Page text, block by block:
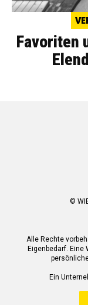
Favoriten
©
Alle Rechte
Eigenbedarf. Eine
Ein